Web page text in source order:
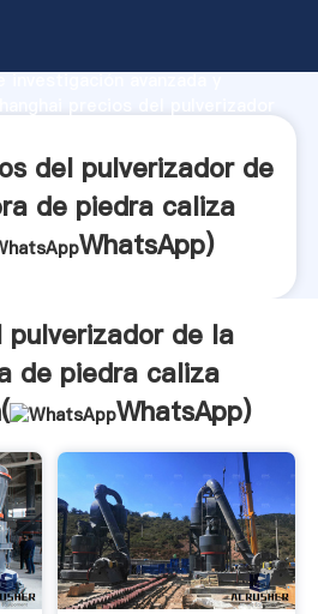
avanzada y
a todos los clientes.
del pulverizador de
de piedra caliza
WhatsApp)
pulverizador de la
de piedra caliza
WhatsApp)